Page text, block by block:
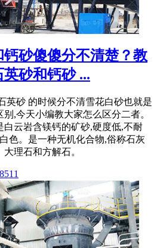
砂傻傻分不清楚？教
砂和钙砂 ...
英砂 的时候分不清雪花白砂也就是
,今天小编教大家怎么区分二者。
白云岩含镁钙的矿砂,硬度低,不耐
色。是一种无机化合物,俗称石灰
理石和方解石。